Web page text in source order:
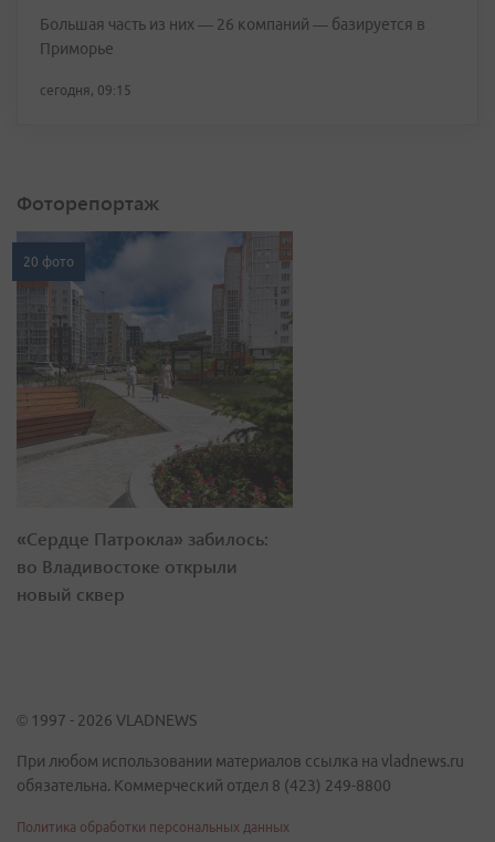
Большая часть из них — 26 компаний — базируется в
Приморье
сегодня, 09:15
Фоторепортаж
20 фото
«Сердце Патрокла» забилось:
во Владивостоке открыли
новый сквер
© 1997 - 2026 VLADNEWS
При любом использовании материалов ссылка на vladnews.ru
обязательна. Коммерческий отдел 8 (423) 249-8800
Политика обработки персональных данных